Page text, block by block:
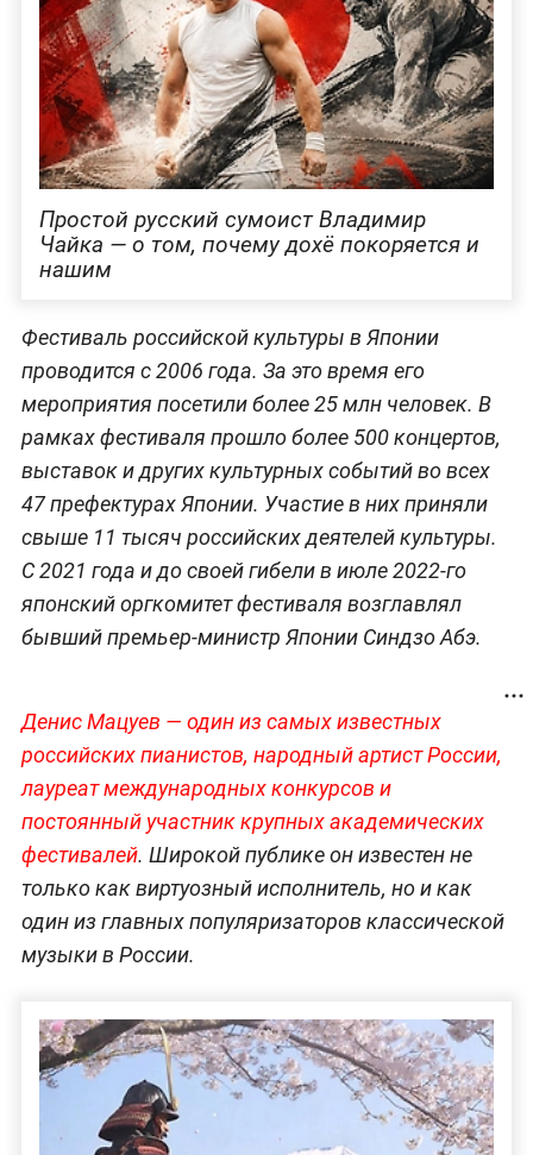
Простой русский сумоист Владимир
Чайка — о том, почему дохё покоряется и
нашим
Фестиваль российской культуры в Японии
проводится с 2006 года. За это время его
мероприятия посетили более 25 млн человек. В
рамках фестиваля прошло более 500 концертов,
выставок и других культурных событий во всех
47 префектурах Японии. Участие в них приняли
свыше 11 тысяч российских деятелей культуры.
С 2021 года и до своей гибели в июле 2022-го
японский оргкомитет фестиваля возглавлял
бывший премьер-министр Японии Синдзо Абэ.
Денис Мацуев — один из самых известных
российских пианистов, народный артист России,
лауреат международных конкурсов и
постоянный участник крупных академических
фестивалей. Широкой публике он известен не
только как виртуозный исполнитель, но и как
один из главных популяризаторов классической
музыки в России.